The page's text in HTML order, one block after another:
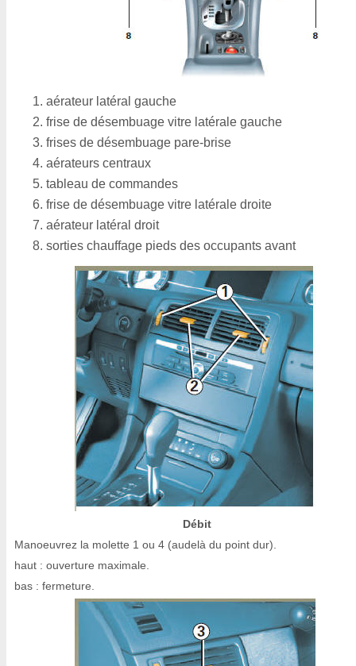
aérateur latéral gauche
frise de désembuage vitre latérale gauche
frises de désembuage pare-brise
aérateurs centraux
tableau de commandes
frise de désembuage vitre latérale droite
aérateur latéral droit
sorties chauffage pieds des occupants avant
Débit
Manoeuvrez la molette 1 ou 4 (audelà du point dur).
haut : ouverture maximale.
bas : fermeture.